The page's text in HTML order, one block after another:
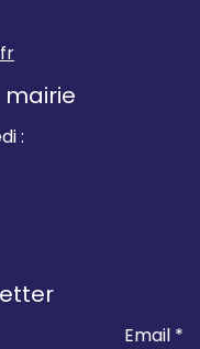
mairie
:
Email *